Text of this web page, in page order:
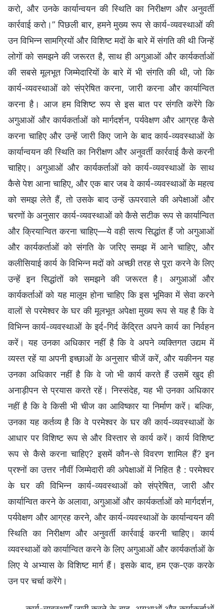
करो, और उनके कार्यान्वयन की स्थिति का निरीक्षण और अनुवर्ती
कार्रवाई करो।” पिछली बार, हमने मुख्य रूप से कार्य-व्यवस्थाओं की
उन विभिन्न सामग्रियों और विशिष्ट मदों के बारे में संगति की थी जिन्हें
लोगों को समझने की जरूरत है, साथ ही अगुआओं और कार्यकर्ताओं
की सबसे मूलभूत जिम्मेदारियों के बारे में भी संगति की थी, जो कि
कार्य-व्यवस्थाओं को संप्रेषित करना, जारी करना और कार्यान्वित
करना है। आज हम विशिष्ट रूप से इस बात पर संगति करेंगे कि
अगुआओं और कार्यकर्ताओं को मार्गदर्शन, पर्यवेक्षण और आग्रह कैसे
करना चाहिए और उन्हें जारी किए जाने के बाद कार्य-व्यवस्थाओं के
कार्यान्वयन की स्थिति का निरीक्षण और अनुवर्ती कार्रवाई कैसे करनी
चाहिए। अगुआओं और कार्यकर्ताओं को कार्य-व्यवस्थाओं के साथ
कैसे पेश आना चाहिए, और एक बार जब वे कार्य-व्यवस्थाओं के महत्व
को समझ लेते हैं, तो उसके बाद उन्हें ऊपरवाले की अपेक्षाओं और
चरणों के अनुसार कार्य-व्यवस्थाओं को कैसे सटीक रूप से कार्यान्वित
और क्रियान्वित करना चाहिए—ये वही सत्य सिद्धांत हैं जो अगुआओं
और कार्यकर्ताओं को संगति के जरिए समझ में आने चाहिए, और
कलीसियाई कार्य के विभिन्न मदों को अच्छी तरह से पूरा करने के लिए
उन्हें इन सिद्धांतों को समझने की जरूरत है। अगुआओं और
कार्यकर्ताओं को यह मालूम होना चाहिए कि इस भूमिका में सेवा करने
वालों से परमेश्वर के घर की मूलभूत अपेक्षा मुख्य रूप से यह है कि वे
विभिन्न कार्य-व्यवस्थाओं के इर्द-गिर्द केंद्रित अपने कार्य का निर्वहन
करें। यह उनका अधिकार नहीं है कि वे अपने व्यक्तिगत उद्यम में
व्यस्त रहें या अपनी इच्छाओं के अनुसार चीजें करें, और यकीनन यह
उनका अधिकार नहीं है कि वे जो भी कार्य करते हैं उसमें खुद ही
अनाड़ीपन से प्रयास करते रहें। निस्संदेह, यह भी उनका अधिकार
नहीं है कि वे किसी भी चीज का आविष्कार या निर्माण करें। बल्कि,
उनका यह कर्तव्य है कि वे परमेश्वर के घर की कार्य-व्यवस्थाओं के
आधार पर विशिष्ट रूप से और विस्तार से कार्य करें। कार्य विशिष्ट
रूप से कैसे करना चाहिए? इसमें कौन-से विवरण शामिल हैं? इन
प्रश्नों का उत्तर नौवीं जिम्मेदारी की अपेक्षाओं में निहित है : परमेश्वर
के घर की विभिन्न कार्य-व्यवस्थाओं को संप्रेषित, जारी और
कार्यान्वित करने के अलावा, अगुआओं और कार्यकर्ताओं को मार्गदर्शन,
पर्यवेक्षण और आग्रह करने, और कार्य-व्यवस्थाओं के कार्यान्वयन की
स्थिति का निरीक्षण और अनुवर्ती कार्रवाई करनी चाहिए। कार्य
व्यवस्थाओं को कार्यान्वित करने के लिए अगुआओं और कार्यकर्ताओं के
लिए ये अभ्यास के विशिष्ट मार्ग हैं। इसके बाद, हम एक-एक करके
उन पर चर्चा करेंगे।